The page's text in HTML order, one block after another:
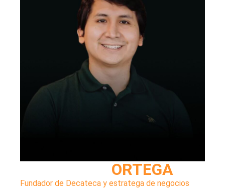
ORTEGA
Fundador de Decateca y estratega de negocios